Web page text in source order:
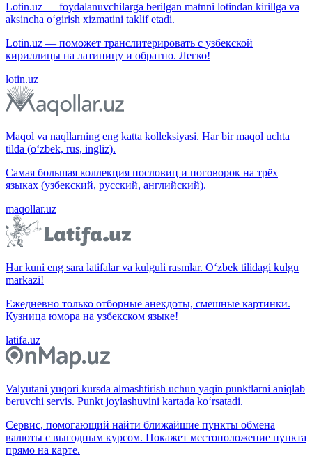
Lotin.uz — foydalanuvchilarga berilgan matnni lotindan kirillga va
aksincha o‘girish xizmatini taklif etadi.
Lotin.uz — поможет транслитерировать с узбекской
кириллицы на латиницу и обратно. Легко!
lotin.uz
Maqol va naqllarning eng katta kolleksiyasi. Har bir maqol uchta
tilda (o‘zbek, rus, ingliz).
Самая большая коллекция пословиц и поговорок на трёх
языках (узбекский, русский, английский).
maqollar.uz
Har kuni eng sara latifalar va kulguli rasmlar. O‘zbek tilidagi kulgu
markazi!
Ежедневно только отборные анекдоты, смешные картинки.
Кузница юмора на узбекском языке!
latifa.uz
Valyutani yuqori kursda almashtirish uchun yaqin punktlarni aniqlab
beruvchi servis. Punkt joylashuvini kartada ko‘rsatadi.
Сервис, помогающий найти ближайшие пункты обмена
валюты с выгодным курсом. Покажет местоположение пункта
прямо на карте.